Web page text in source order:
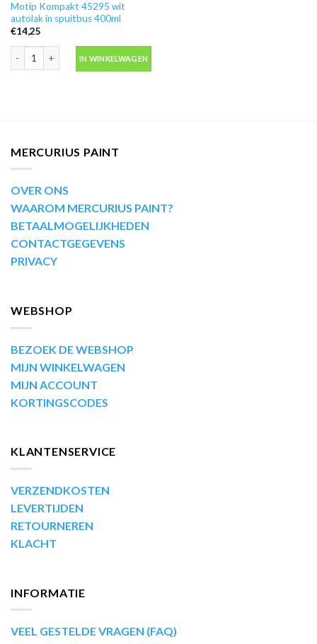
Motip Kompakt 45295 wit
autolak in spuitbus 400ml
€14,25
Motip Kompakt 45295 wit autolak in spuitbus 400ml aantal
IN WINKELWAGEN
MERCURIUS PAINT
OVER ONS
WAAROM MERCURIUS PAINT?
BETAALMOGELIJKHEDEN
CONTACTGEGEVENS
PRIVACY
WEBSHOP
BEZOEK DE WEBSHOP
MIJN WINKELWAGEN
MIJN ACCOUNT
KORTINGSCODES
KLANTENSERVICE
VERZENDKOSTEN
LEVERTIJDEN
RETOURNEREN
KLACHT
INFORMATIE
VEEL GESTELDE VRAGEN (FAQ)